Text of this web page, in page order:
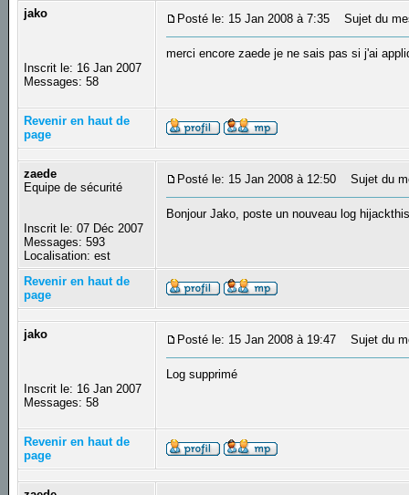
jako
Inscrit le: 16 Jan 2007
Messages: 58
Posté le: 15 Jan 2008 à 7:35 Sujet du
merci encore zaede je ne sais pas si j'ai
Revenir en haut de
page
zaede
Equipe de sécurité
Inscrit le: 07 Déc 2007
Messages: 593
Localisation: est
Posté le: 15 Jan 2008 à 12:50 Sujet du
Bonjour Jako, poste un nouveau log
Revenir en haut de
page
jako
Inscrit le: 16 Jan 2007
Messages: 58
Posté le: 15 Jan 2008 à 19:47 Sujet du
Log supprimé
Revenir en haut de
page